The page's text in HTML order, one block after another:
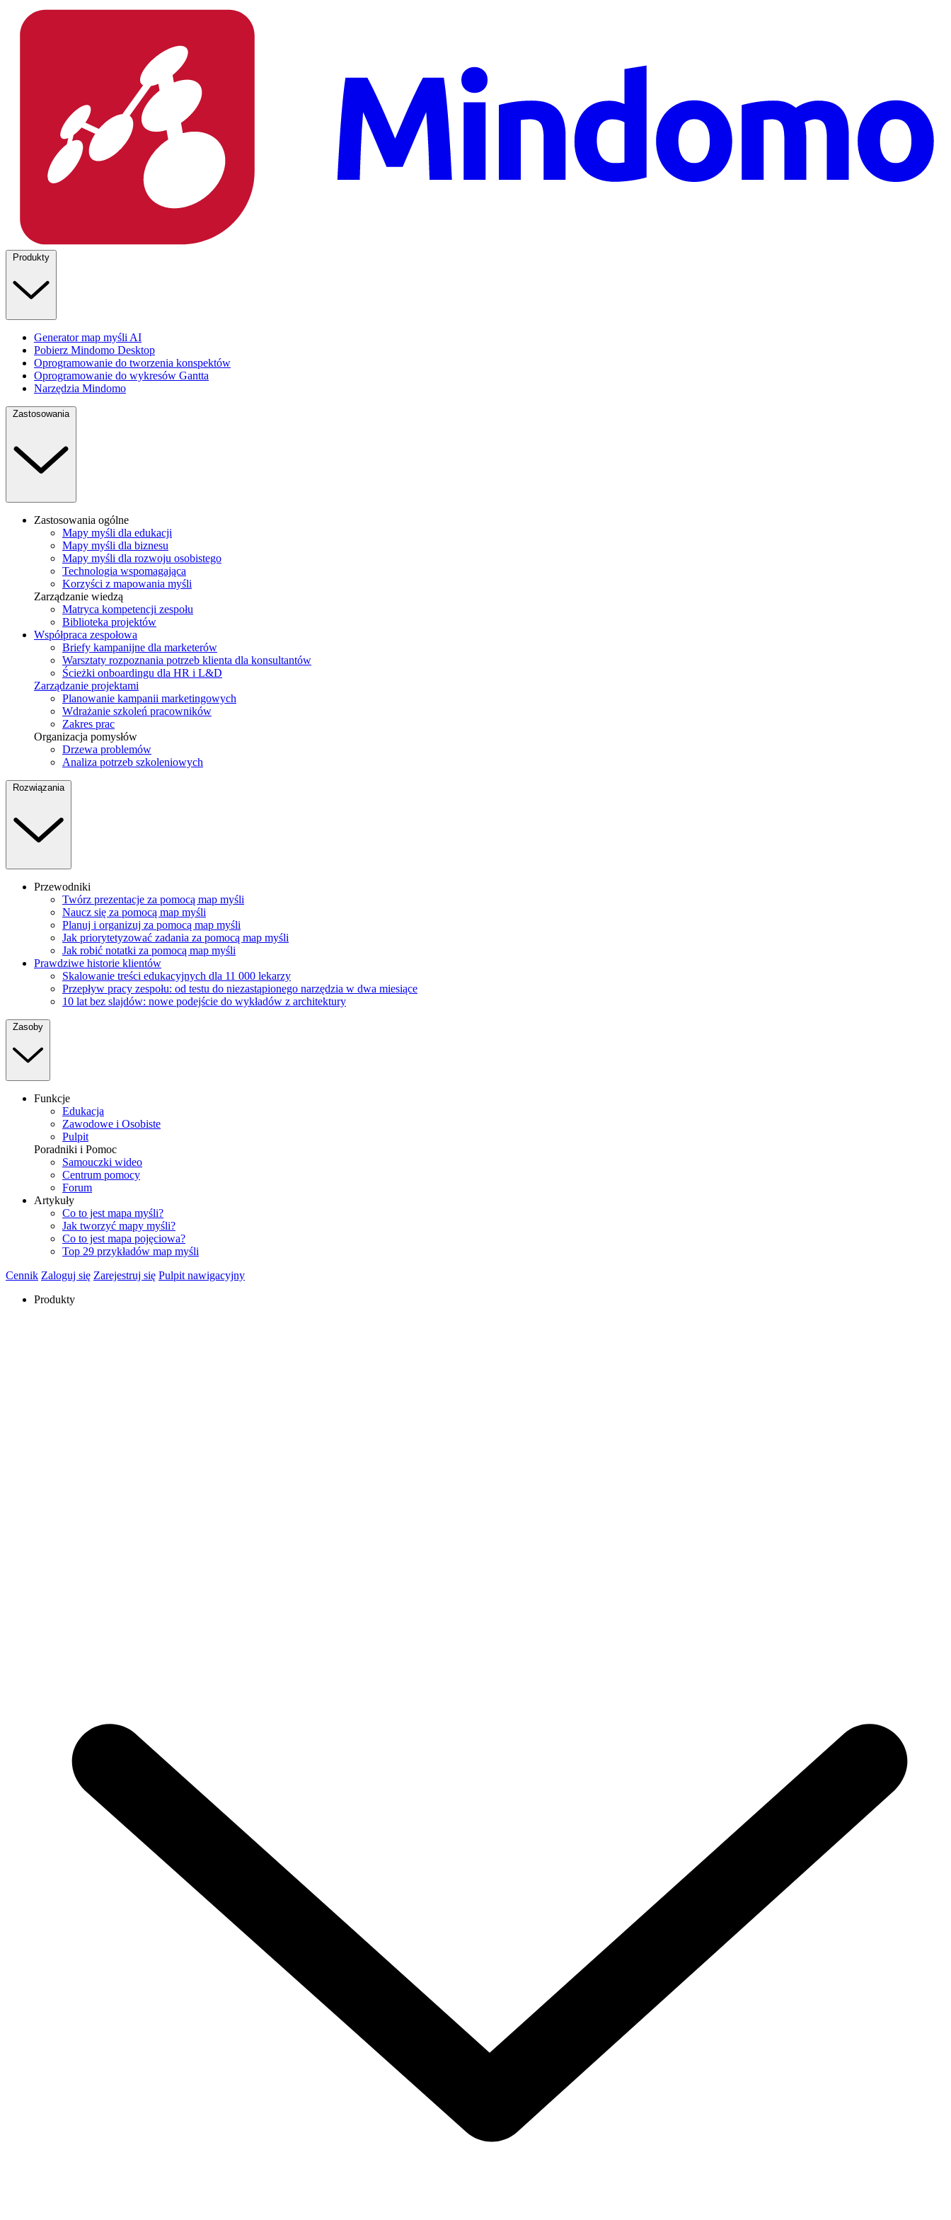
Produkty
Generator map myśli AI
Pobierz Mindomo Desktop
Oprogramowanie do tworzenia konspektów
Oprogramowanie do wykresów Gantta
Narzędzia Mindomo
Zastosowania
Zastosowania ogólne
Mapy myśli dla edukacji
Mapy myśli dla biznesu
Mapy myśli dla rozwoju osobistego
Technologia wspomagająca
Korzyści z mapowania myśli
Zarządzanie wiedzą
Matryca kompetencji zespołu
Biblioteka projektów
Współpraca zespołowa
Briefy kampanijne dla marketerów
Warsztaty rozpoznania potrzeb klienta dla konsultantów
Ścieżki onboardingu dla HR i L&D
Zarządzanie projektami
Planowanie kampanii marketingowych
Wdrażanie szkoleń pracowników
Zakres prac
Organizacja pomysłów
Drzewa problemów
Analiza potrzeb szkoleniowych
Rozwiązania
Przewodniki
Twórz prezentacje za pomocą map myśli
Naucz się za pomocą map myśli
Planuj i organizuj za pomocą map myśli
Jak priorytetyzować zadania za pomocą map myśli
Jak robić notatki za pomocą map myśli
Prawdziwe historie klientów
Skalowanie treści edukacyjnych dla 11 000 lekarzy
Przepływ pracy zespołu: od testu do niezastąpionego narzędzia w dwa miesiące
10 lat bez slajdów: nowe podejście do wykładów z architektury
Zasoby
Funkcje
Edukacja
Zawodowe i Osobiste
Pulpit
Poradniki i Pomoc
Samouczki wideo
Centrum pomocy
Forum
Artykuły
Co to jest mapa myśli?
Jak tworzyć mapy myśli?
Co to jest mapa pojęciowa?
Top 29 przykładów map myśli
Cennik Zaloguj się Zarejestruj się Pulpit nawigacyjny
Produkty